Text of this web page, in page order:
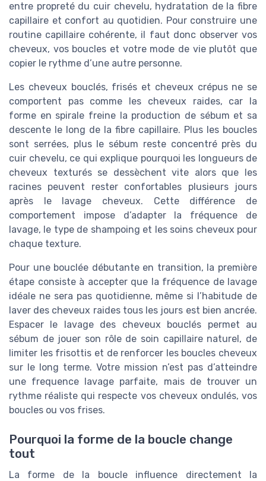
entre propreté du cuir chevelu, hydratation de la fibre
capillaire et confort au quotidien. Pour construire une
routine capillaire cohérente, il faut donc observer vos
cheveux, vos boucles et votre mode de vie plutôt que
copier le rythme d’une autre personne.
Les cheveux bouclés, frisés et cheveux crépus ne se
comportent pas comme les cheveux raides, car la
forme en spirale freine la production de sébum et sa
descente le long de la fibre capillaire. Plus les boucles
sont serrées, plus le sébum reste concentré près du
cuir chevelu, ce qui explique pourquoi les longueurs de
cheveux texturés se dessèchent vite alors que les
racines peuvent rester confortables plusieurs jours
après le lavage cheveux. Cette différence de
comportement impose d’adapter la fréquence de
lavage, le type de shampoing et les soins cheveux pour
chaque texture.
Pour une bouclée débutante en transition, la première
étape consiste à accepter que la fréquence de lavage
idéale ne sera pas quotidienne, même si l’habitude de
laver des cheveux raides tous les jours est bien ancrée.
Espacer le lavage des cheveux bouclés permet au
sébum de jouer son rôle de soin capillaire naturel, de
limiter les frisottis et de renforcer les boucles cheveux
sur le long terme. Votre mission n’est pas d’atteindre
une frequence lavage parfaite, mais de trouver un
rythme réaliste qui respecte vos cheveux ondulés, vos
boucles ou vos frises.
Pourquoi la forme de la boucle change
tout
La forme de la boucle influence directement la